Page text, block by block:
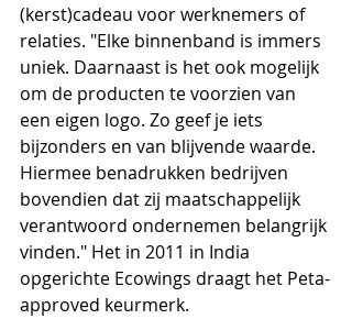
(kerst)cadeau voor werknemers of
relaties. "Elke binnenband is immers
uniek. Daarnaast is het ook mogelijk
om de producten te voorzien van
een eigen logo. Zo geef je iets
bijzonders en van blijvende waarde.
Hiermee benadrukken bedrijven
bovendien dat zij maatschappelijk
verantwoord ondernemen belangrijk
vinden." Het in 2011 in India
opgerichte Ecowings draagt het Peta-
approved keurmerk.